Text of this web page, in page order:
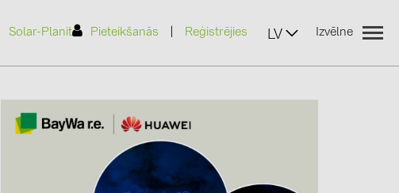
Solar-Planit Pieteikšanās Reģistrējies LV Izvēlne